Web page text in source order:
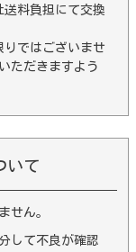
送料負担にて交換
りではございませ
ただきますよう
いて
せん。
して不良が確認